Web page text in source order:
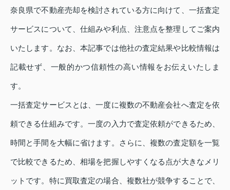
奈良県で不動産売却を検討されている方に向けて、一括査定
サービスについて、仕組みや利点、注意点を整理してご案内
いたします。なお、本記事では他社の査定結果や比較情報は
記載せず、一般的かつ信頼性の高い情報をお伝えいたしま
す。
一括査定サービスとは、一度に複数の不動産会社へ査定を依
頼できる仕組みです。一度の入力で査定依頼ができるため、
時間と手間を大幅に省けます。さらに、複数の査定額を一覧
で比較できるため、相場を把握しやすくなる点が大きなメリ
ットです。特に買取査定の場合、複数社が競争することで、